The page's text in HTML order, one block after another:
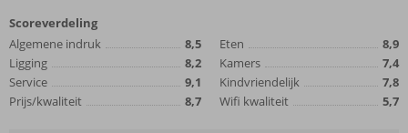
Scoreverdeling
Algemene indruk
8,5
Ligging
8,2
Service
9,1
Prijs/kwaliteit
8,7
Eten
8,9
Kamers
7,4
Kindvriendelijk
7,8
Wifi kwaliteit
5,7